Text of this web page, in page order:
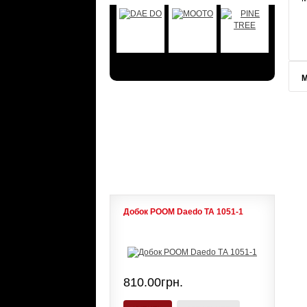
Добок POOM Daedo ТА 1051-1
810.00грн.